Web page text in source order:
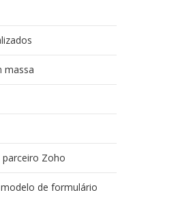
massa
Zoho
de formulário